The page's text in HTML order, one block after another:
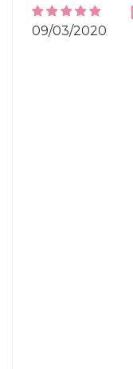
09/03/2020